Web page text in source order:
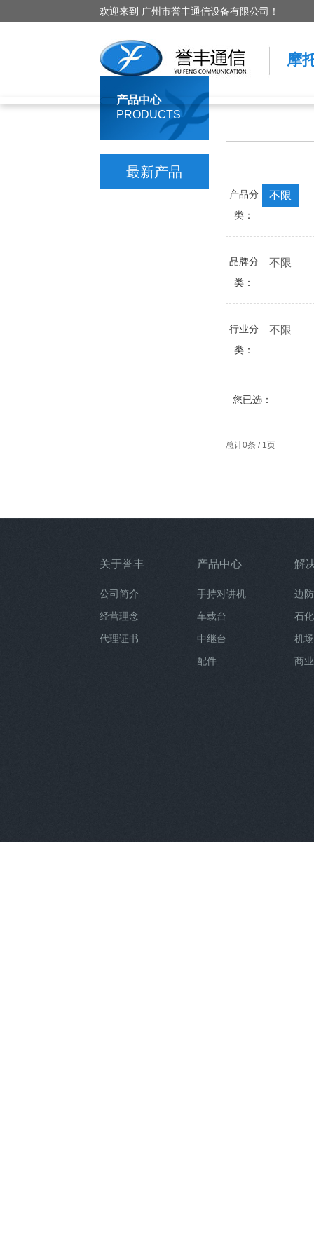
欢迎来到 广州市誉丰通信设备有限公司！
摩
产品中心
PRODUCTS
最新产品
产品分
类：
不限
品牌分
类：
不限
行业分
类：
不限
您已选：
总计0条 / 1页
关于誉丰
公司简介
经营理念
代理证书
产品中心
手持对讲机
车载台
中继台
配件
解
边
石
机
商